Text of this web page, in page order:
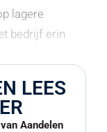
lagere
bedrijf erin
LEES
Aandelen